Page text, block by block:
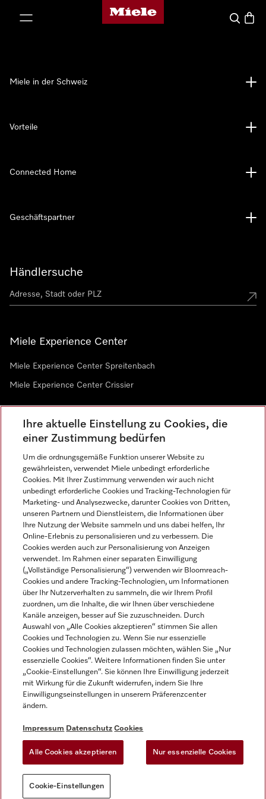
Miele-Homepage
Suche
Händlersuche
Miele Experience Center
Miele Experience Center Spreitenbach
Miele Experience Center Crissier
Newsletter
Sprache
DEUTSCH
Miele in der Schweiz
Vorteile
Connected Home
Geschäftspartner
Impressum
Datenschutz
Cookie-Einstellungen
Miele auf YoutubeMiele auf Instagram
Miele auf Facebook
Miele auf LinkedInMiele auf LinkedIn
Ihre aktuelle Einstellung zu Cookies, die
einer Zustimmung bedürfen
Um die ordnungsgemäße Funktion unserer Website zu
gewährleisten, verwendet Miele unbedingt erforderliche
Cookies. Mit Ihrer Zustimmung verwenden wir auch nicht
unbedingt erforderliche Cookies und Tracking-Technologien für
Marketing- und Analysezwecke, darunter Cookies von Dritten,
unseren Partnern und Dienstleistern, die Informationen über
Ihre Nutzung der Website sammeln und uns dabei helfen, Ihr
Online-Erlebnis zu personalisieren und zu verbessern. Die
Cookies werden auch zur Personalisierung von Anzeigen
verwendet. Im Rahmen einer separaten Einwilligung
(„Vollständige Personalisierung“) verwenden wir Bloomreach-
Cookies und andere Tracking-Technologien, um Informationen
über Ihr Nutzerverhalten zu sammeln, die wir Ihrem Profil
zuordnen, um die Inhalte, die wir Ihnen über verschiedene
Kanäle anzeigen, besser auf Sie zuzuschneiden. Durch
Auswahl von „Alle Cookies akzeptieren“ stimmen Sie allen
Cookies und Technologien zu. Wenn Sie nur essenzielle
Cookies und Technologien zulassen möchten, wählen Sie „Nur
essenzielle Cookies“. Weitere Informationen finden Sie unter
„Cookie-Einstellungen“. Sie können Ihre Einwilligung jederzeit
mit Wirkung für die Zukunft widerrufen, indem Sie Ihre
Einwilligungseinstellungen in unserem Präferenzcenter
ändern.
Impressum Datenschutz Cookies
Alle Cookies akzeptieren Nur essenzielle Cookies
Cookie-Einstellungen